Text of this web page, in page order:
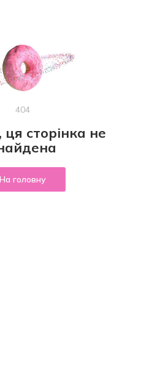
404
сторінка не
На головну